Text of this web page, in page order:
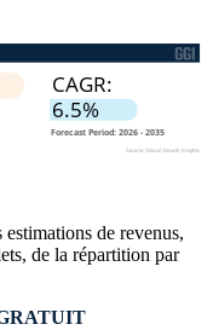
de revenus,
de la répartition par